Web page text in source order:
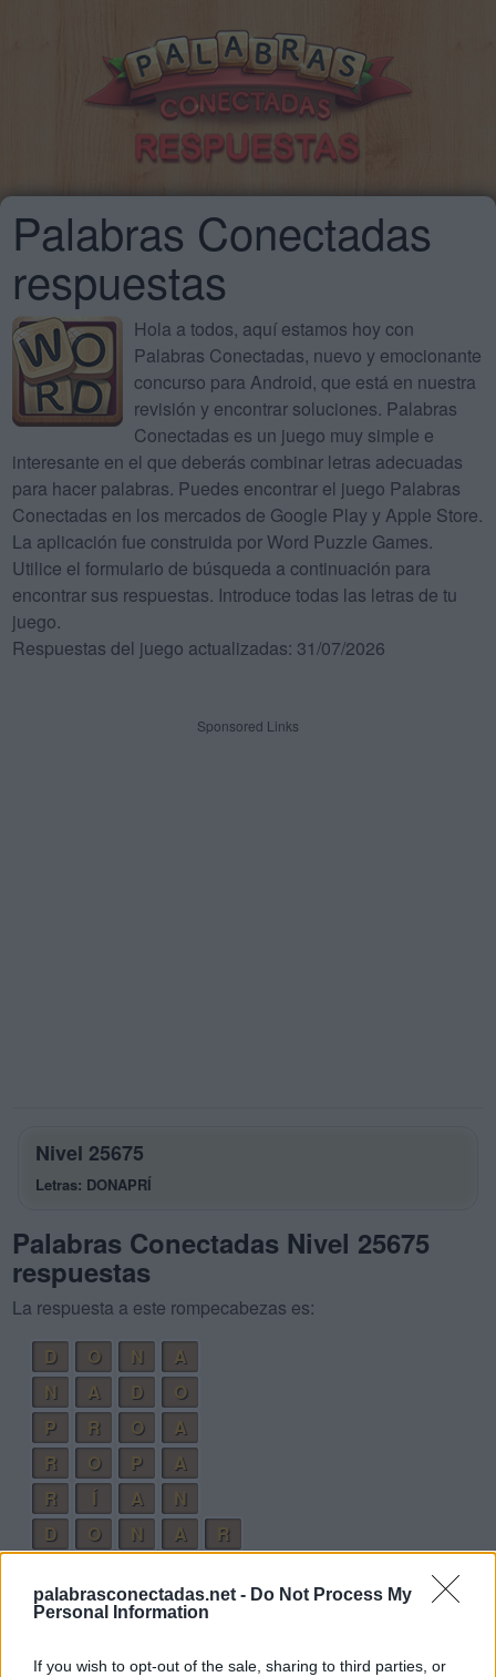
palabrasconectadas.net - Do Not Process My
Personal Information
If you wish to opt-out of the sale, sharing to third parties, or
Palabras Conectadas
respuestas
Hola a todos, aquí estamos hoy con
Palabras Conectadas, nuevo y emocionante
concurso para Android, que está en nuestra
revisión y encontrar soluciones. Palabras
Conectadas es un juego muy simple e
interesante en el que deberás combinar letras adecuadas
para hacer palabras. Puedes encontrar el juego Palabras
Conectadas en los mercados de Google Play y Apple Store.
La aplicación fue construida por Word Puzzle Games.
Utilice el formulario de búsqueda a continuación para
encontrar sus respuestas. Introduce todas las letras de tu
juego.
Respuestas del juego actualizadas: 31/07/2026
Sponsored Links
Nivel 25675
Letras: DONAPRÍ
Palabras Conectadas Nivel 25675
respuestas
La respuesta a este rompecabezas es:
D
O N
A
N
A D
O
P
R O
A
R
O P
A
R
Í A
N
D
O N A
R
P
O D R Í A
N